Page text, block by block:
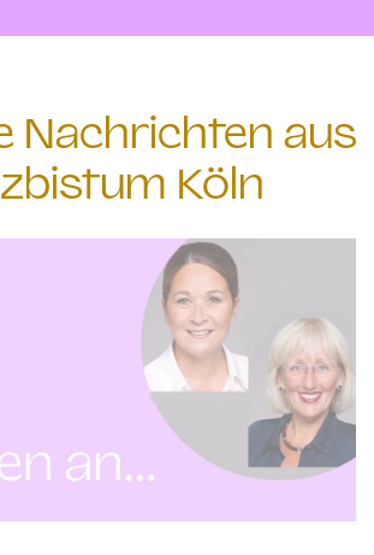
Nachrichten aus
Köln